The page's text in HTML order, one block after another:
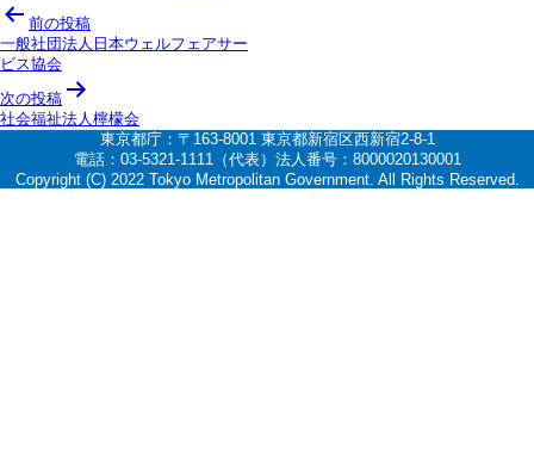
投
稿
ナ
ビ
ゲ
ー
前の投稿
一般社団法人日本ウェルフェアサー
ビス協会
次の投稿
社会福祉法人檸檬会
東京都庁：〒163-8001 東京都新宿区西新宿2-8-1
電話：03-5321-1111（代表）法人番号：8000020130001
Copyright (C) 2022 Tokyo Metropolitan Government. All Rights Reserved.